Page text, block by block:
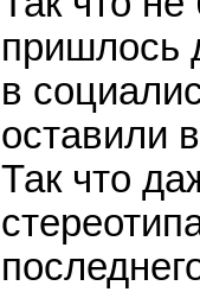
пришлось
в
оставили
Так что